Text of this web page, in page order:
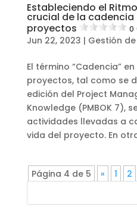
Estableciendo el
crucial de la
proyectos
0
Jun 22, 2023 | Gestión
El término “Cadencia”
proyectos, tal como se
edición del Project
Knowledge (PMBOK 7),
actividades llevadas a
vida del proyecto. En
Página 4 de 5 « 1 2